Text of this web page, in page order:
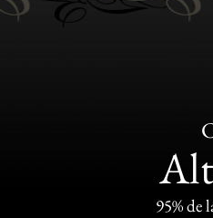
95% de